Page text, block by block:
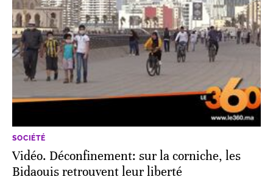
SOCIÉTÉ
Vidéo. Déconfinement: sur la corniche, les
Bidaouis retrouvent leur liberté